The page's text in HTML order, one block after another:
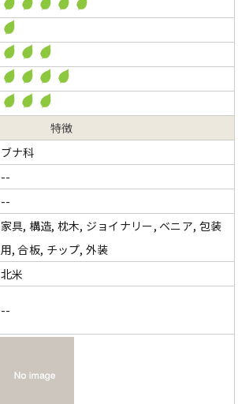
特徴
ブナ科
--
--
家具, 構造, 枕木, ジョイナリー, ベニア, 包装
用, 合板, チップ, 外装
北米
--